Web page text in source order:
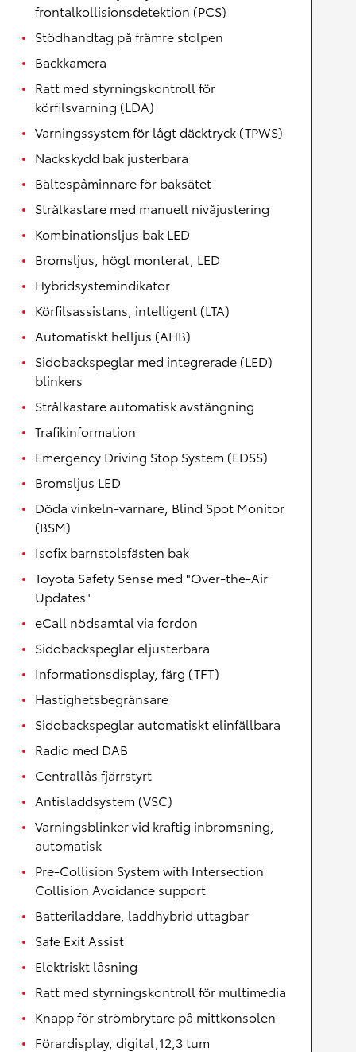
frontalkollisionsdetektion (PCS)
Stödhandtag på främre stolpen
Backkamera
Ratt med styrningskontroll för
körfilsvarning (LDA)
Varningssystem för lågt däcktryck (TPWS)
Nackskydd bak justerbara
Bältespåminnare för baksätet
Strålkastare med manuell nivåjustering
Kombinationsljus bak LED
Bromsljus, högt monterat, LED
Hybridsystemindikator
Körfilsassistans, intelligent (LTA)
Automatiskt helljus (AHB)
Sidobackspeglar med integrerade (LED)
blinkers
Strålkastare automatisk avstängning
Trafikinformation
Emergency Driving Stop System (EDSS)
Bromsljus LED
Döda vinkeln-varnare, Blind Spot Monitor
(BSM)
Isofix barnstolsfästen bak
Toyota Safety Sense med "Over-the-Air
Updates"
eCall nödsamtal via fordon
Sidobackspeglar eljusterbara
Informationsdisplay, färg (TFT)
Hastighetsbegränsare
Sidobackspeglar automatiskt elinfällbara
Radio med DAB
Centrallås fjärrstyrt
Antisladdsystem (VSC)
Varningsblinker vid kraftig inbromsning,
automatisk
Pre-Collision System with Intersection
Collision Avoidance support
Batteriladdare, laddhybrid uttagbar
Safe Exit Assist
Elektriskt låsning
Ratt med styrningskontroll för multimedia
Knapp för strömbrytare på mittkonsolen
Förardisplay, digital,12,3 tum